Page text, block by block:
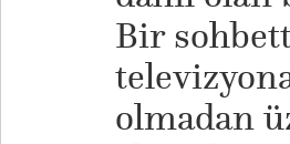
Bir
olmadan